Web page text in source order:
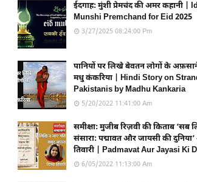
ईदगाह: मुंशी प्रेमचंद की अमर कहानी |
Munshi Premchand for Eid 2025
3/27/2025 08:24:00 Pm
पानियों पर लिखे बेवतन लोगों के
मधु कंकरिया | Hindi Story on
Pakistanis by Madhu Kankaria
5/20/2022 11:41:00 Am
समीक्षा: मुजीब रिज़वी की किताब
संसारा: पद्मावत और जायसी की दुनिया’
तिवारी | Padmavat Aur Jayasi Ki
6/05/2022 11:13:00 Am